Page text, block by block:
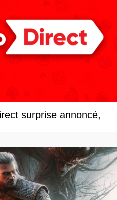
surprise annoncé,